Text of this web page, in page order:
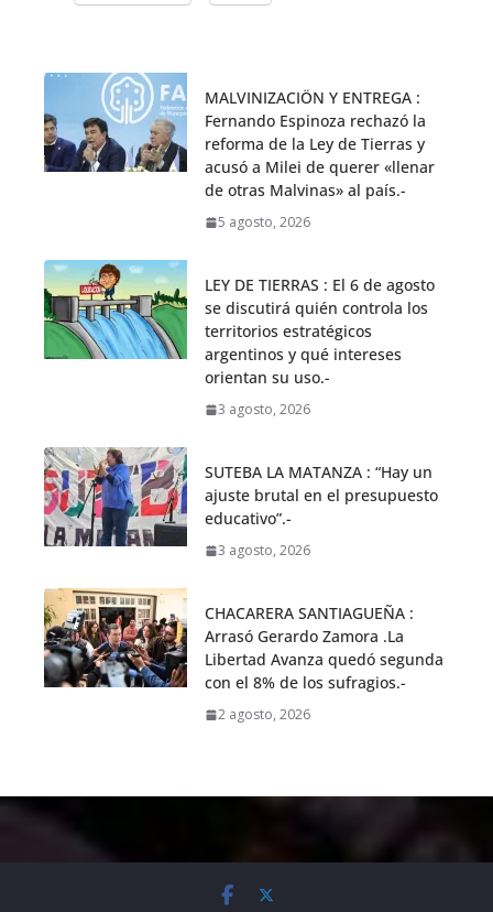
MALVINIZACIÖN Y ENTREGA :
Fernando Espinoza rechazó la
reforma de la Ley de Tierras y
acusó a Milei de querer «llenar
de otras Malvinas» al país.-
5 agosto, 2026
LEY DE TIERRAS : El 6 de agosto
se discutirá quién controla los
territorios estratégicos
argentinos y qué intereses
orientan su uso.-
3 agosto, 2026
SUTEBA LA MATANZA : “Hay un
ajuste brutal en el presupuesto
educativo”.-
3 agosto, 2026
CHACARERA SANTIAGUEÑA :
Arrasó Gerardo Zamora .La
Libertad Avanza quedó segunda
con el 8% de los sufragios.-
2 agosto, 2026